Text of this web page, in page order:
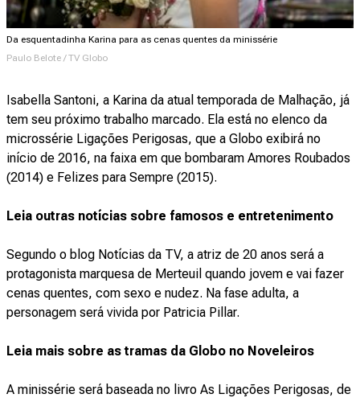
Da esquentadinha Karina para as cenas quentes da minissérie
Paulo Belote / TV Globo
Isabella Santoni, a Karina da atual temporada de Malhação, já
tem seu próximo trabalho marcado. Ela está no elenco da
microssérie Ligações Perigosas, que a Globo exibirá no
início de 2016, na faixa em que bombaram Amores Roubados
(2014) e Felizes para Sempre (2015).
Leia outras notícias sobre famosos e entretenimento
Segundo o blog Notícias da TV, a atriz de 20 anos será a
protagonista marquesa de Merteuil quando jovem e vai fazer
cenas quentes, com sexo e nudez. Na fase adulta, a
personagem será vivida por Patricia Pillar.
Leia mais sobre as tramas da Globo no Noveleiros
A minissérie será baseada no livro As Ligações Perigosas, de